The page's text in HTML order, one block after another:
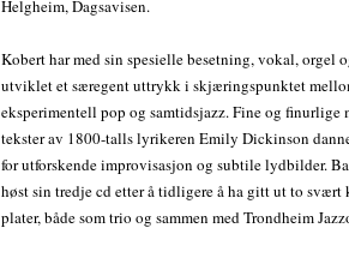
Helgheim, Dagsavisen.
Kobert har med sin spesielle besetning, vokal, orgel
utviklet et særegent uttrykk i skjæringspunktet
eksperimentell pop og samtidsjazz. Fine og finurlige
tekster av 1800-talls lyrikeren Emily Dickinson
for utforskende improvisasjon og subtile lydbilder.
høst sin tredje cd etter å tidligere å ha gitt ut to svært
plater, både som trio og sammen med Trondheim